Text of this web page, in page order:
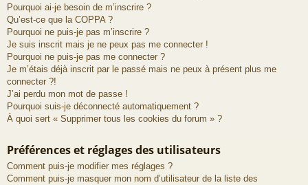
Pourquoi ai-je besoin de m’inscrire ?
Qu’est-ce que la COPPA ?
Pourquoi ne puis-je pas m’inscrire ?
Je suis inscrit mais je ne peux pas me connecter !
Pourquoi ne puis-je pas me connecter ?
Je m’étais déjà inscrit par le passé mais ne peux à présent plus me
connecter ?!
J’ai perdu mon mot de passe !
Pourquoi suis-je déconnecté automatiquement ?
À quoi sert « Supprimer tous les cookies du forum » ?
Préférences et réglages des utilisateurs
Comment puis-je modifier mes réglages ?
Comment puis-je masquer mon nom d’utilisateur de la liste des